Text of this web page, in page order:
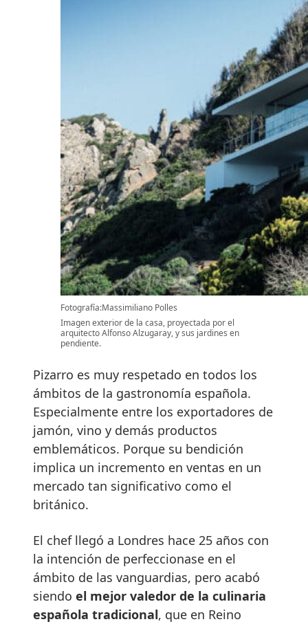
Fotografía:Massimiliano Polles
Imagen exterior de la casa, proyectada por el
arquitecto Alfonso Alzugaray, y sus jardines en
pendiente.
Pizarro es muy respetado en todos los
ámbitos de la gastronomía española.
Especialmente entre los exportadores de
jamón, vino y demás productos
emblemáticos. Porque su bendición
implica un incremento en ventas en un
mercado tan significativo como el
británico.
El chef llegó a Londres hace 25 años con
la intención de perfeccionase en el
ámbito de las vanguardias, pero acabó
siendo el mejor valedor de la culinaria
española tradicional, que en Reino